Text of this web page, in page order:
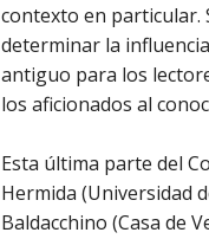
contexto en particular.
determinar la
antiguo para los
los aficionados al
Esta última parte del
Hermida (Universidad
Baldacchino (Casa de